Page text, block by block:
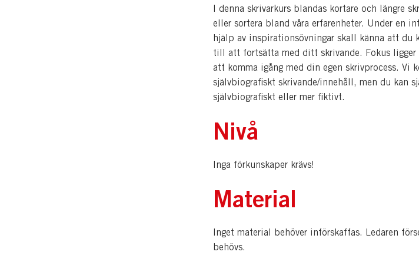
I denna skrivarkurs blandas kortare och längre
eller sortera bland våra erfarenheter. Under en
hjälp av inspirationsövningar skall känna att du
till att fortsätta med ditt skrivande. Fokus
att komma igång med din egen skrivprocess. Vi
självbiografiskt skrivande/innehåll, men du kan
självbiografiskt eller mer fiktivt.
Nivå
Inga förkunskaper krävs!
Material
Inget material behöver införskaffas. Ledaren
behövs.